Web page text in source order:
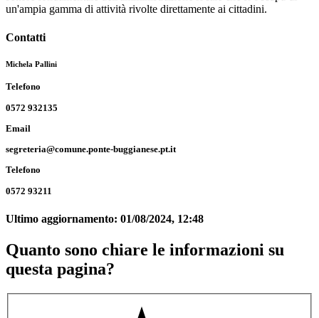
un'ampia gamma di attività rivolte direttamente ai cittadini.
Contatti
Michela Pallini
Telefono
0572 932135
Email
segreteria@comune.ponte-buggianese.pt.it
Telefono
0572 93211
Ultimo aggiornamento: 01/08/2024, 12:48
Quanto sono chiare le informazioni su
questa pagina?